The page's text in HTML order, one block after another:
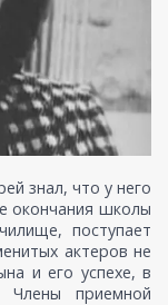
знал, что у него
окончания школы
поступает
актеров не
и его успехе, в
приемной